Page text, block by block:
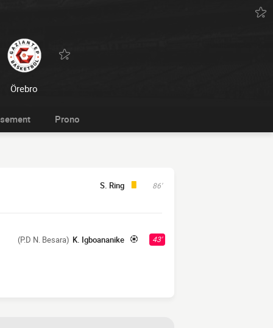
Örebro
Prono
86'
S. Ring
43'
K. Igboananike
(P.D N. Besara)